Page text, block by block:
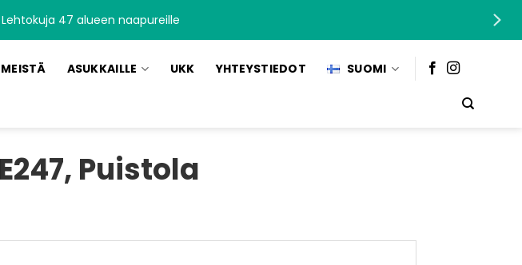
47 alueen naapureille
ASUKKAILLE UKK YHTEYSTIEDOT SUOMI
Puistola